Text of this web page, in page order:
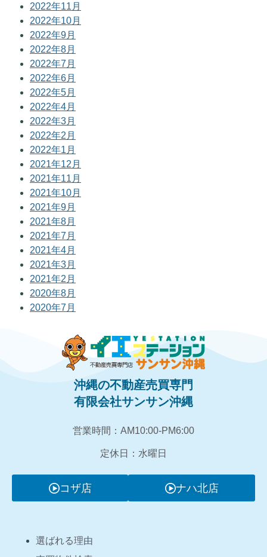
2022年11月
2022年10月
2022年9月
2022年8月
2022年7月
2022年6月
2022年5月
2022年4月
2022年3月
2022年2月
2022年1月
2021年12月
2021年11月
2021年10月
2021年9月
2021年8月
2021年7月
2021年4月
2021年3月
2021年2月
2020年8月
2020年7月
沖縄の不動産売買専門
有限会社サンサン沖縄
営業時間：AM10:00‐PM6:00
定休日：水曜日
コザ店 ナハ北店
選ばれる理由